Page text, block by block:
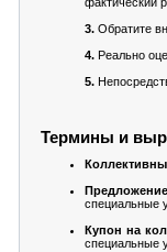
3. Обратите
4. Реально
5.
Термины и
Предложение
специальные
Купон на
специальные